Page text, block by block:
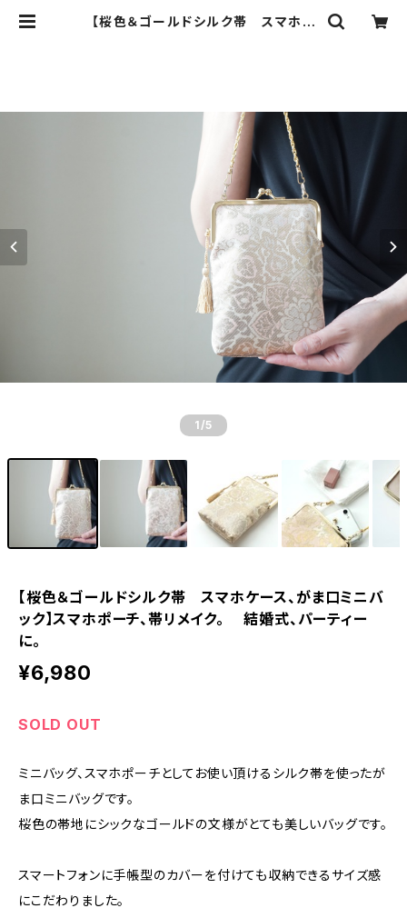
【桜色＆ゴールドシルク帯 スマホケ
1 /5
【桜色＆ゴールドシルク帯 スマホケース、がま口ミニバ
ック】スマホポーチ、帯リメイク。 結婚式、パーティー
に。
¥6,980
SOLD OUT
ミニバッグ、スマホポーチとしてお使い頂けるシルク帯を使ったが
ま口ミニバッグです。
桜色の帯地にシックなゴールドの文様がとても美しいバッグです。
スマートフォンに手帳型のカバーを付けても収納できるサイズ感
にこだわりました。